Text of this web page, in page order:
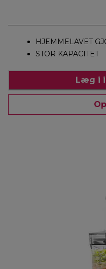
HJEMMELAVET
STOR KAPACITET
Læg i